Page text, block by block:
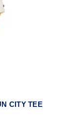
CITY TEE